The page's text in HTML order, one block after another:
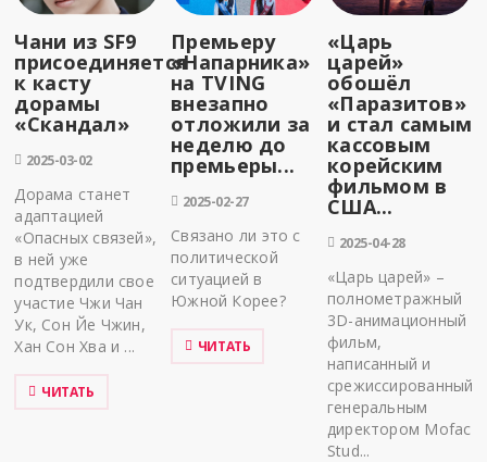
Чани из SF9
присоединяется
к касту
дорамы
«Скандал»
2025-03-02
Дорама станет
адаптацией
«Опасных связей»,
в ней уже
подтвердили свое
участие Чжи Чан
Ук, Сон Йе Чжин,
Хан Сон Хва и ...
ЧИТАТЬ
Премьеру
«Напарника»
на TVING
внезапно
отложили за
неделю до
премьеры...
2025-02-27
Связано ли это с
политической
ситуацией в
Южной Корее?
ЧИТАТЬ
«Царь
царей»
обошёл
«Паразитов»
и стал самым
кассовым
корейским
фильмом в
США...
2025-04-28
«Царь царей» –
полнометражный
3D-анимационный
фильм,
написанный и
срежиссированный
генеральным
директором Mofac
Stud...